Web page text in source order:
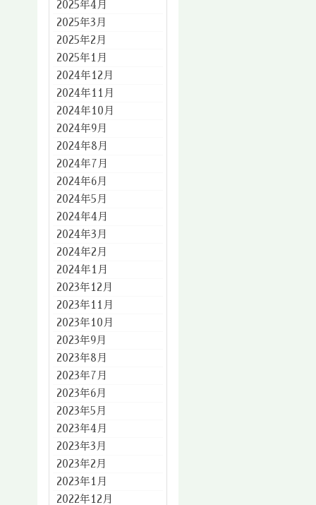
2025年4月
2025年3月
2025年2月
2025年1月
2024年12月
2024年11月
2024年10月
2024年9月
2024年8月
2024年7月
2024年6月
2024年5月
2024年4月
2024年3月
2024年2月
2024年1月
2023年12月
2023年11月
2023年10月
2023年9月
2023年8月
2023年7月
2023年6月
2023年5月
2023年4月
2023年3月
2023年2月
2023年1月
2022年12月